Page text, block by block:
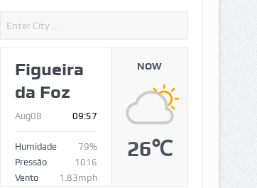
Figueira
da Foz
Aug08 09:57
Humidade
79%
Pressão
1016
Vento
1.83mph
NOW
26℃